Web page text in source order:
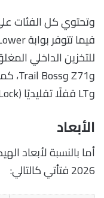
وتحتوي كل الفئات
وLT قفلًا تقليديًا (Keyed Cylinder Lock) للبوابة الخلفية.
الأبعاد
أما بالنسبة لأبعاد
2026 فتأتي كالتالي: